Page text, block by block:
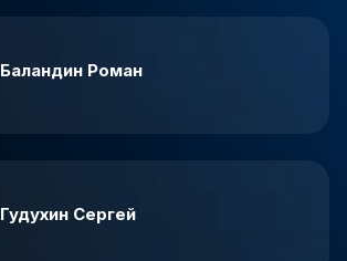
Баландин Роман
Гудухин Сергей